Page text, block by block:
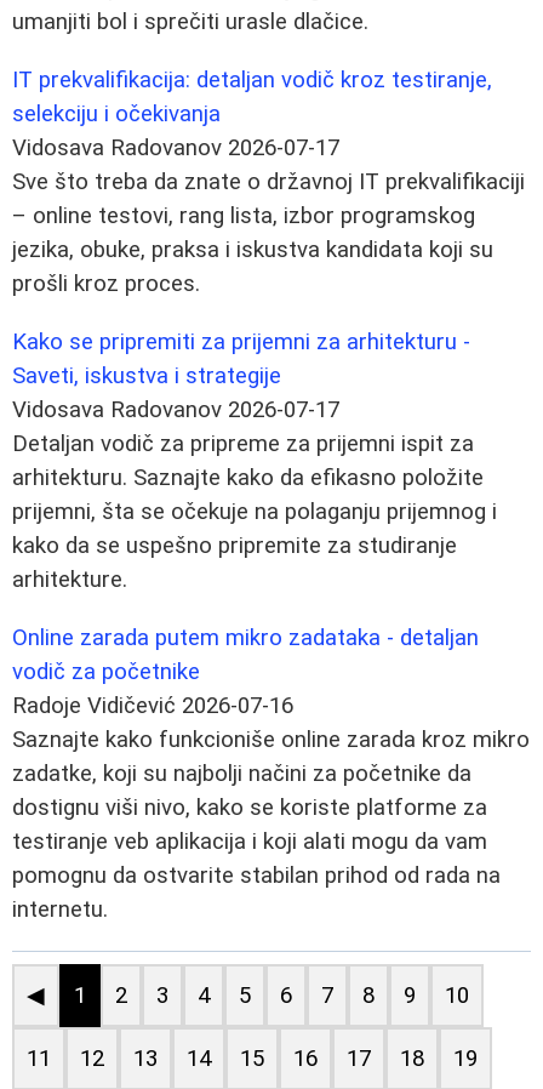
umanjiti bol i sprečiti urasle dlačice.
IT prekvalifikacija: detaljan vodič kroz testiranje,
selekciju i očekivanja
Vidosava Radovanov 2026-07-17
Sve što treba da znate o državnoj IT prekvalifikaciji
– online testovi, rang lista, izbor programskog
jezika, obuke, praksa i iskustva kandidata koji su
prošli kroz proces.
Kako se pripremiti za prijemni za arhitekturu -
Saveti, iskustva i strategije
Vidosava Radovanov 2026-07-17
Detaljan vodič za pripreme za prijemni ispit za
arhitekturu. Saznajte kako da efikasno položite
prijemni, šta se očekuje na polaganju prijemnog i
kako da se uspešno pripremite za studiranje
arhitekture.
Online zarada putem mikro zadataka - detaljan
vodič za početnike
Radoje Vidičević 2026-07-16
Saznajte kako funkcioniše online zarada kroz mikro
zadatke, koji su najbolji načini za početnike da
dostignu viši nivo, kako se koriste platforme za
testiranje veb aplikacija i koji alati mogu da vam
pomognu da ostvarite stabilan prihod od rada na
internetu.
◀ 1 2 3 4 5 6 7 8 9 10
11 12 13 14 15 16 17 18 19